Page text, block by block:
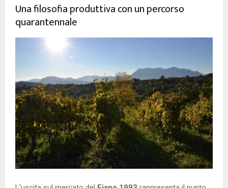
Una filosofia produttiva con un percorso
quarantennale